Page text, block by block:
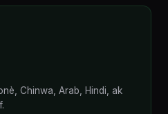
Chinwa, Arab, Hindi, ak